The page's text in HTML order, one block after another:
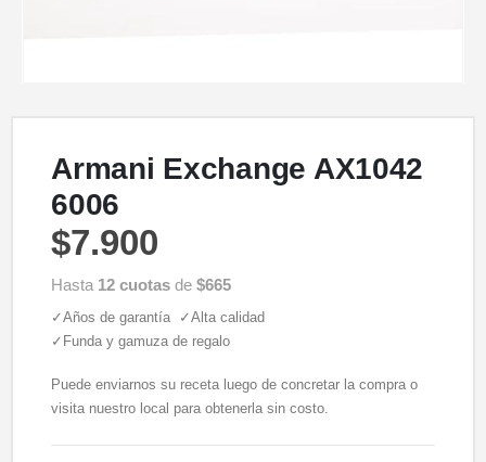
Armani Exchange AX1042
6006
$7.900
Hasta 12 cuotas de$665
✓Años de garantía ✓Alta calidad
✓Funda y gamuza de regalo
Puede enviarnos su receta luego de concretar la compra o
visita nuestro local para obtenerla sin costo.